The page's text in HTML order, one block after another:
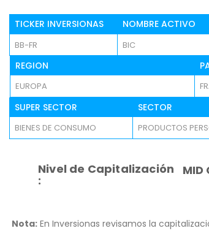
TICKER INVERSIONAS NOMBRE ACTIVO
BB-FR BIC
REGION
EUROPA
SUPER SECTOR SECTOR
BIENES DE CONSUMO PRODUCTOS
Nivel de Capitalización
:
MID
Nota: En Inversionas revisamos la